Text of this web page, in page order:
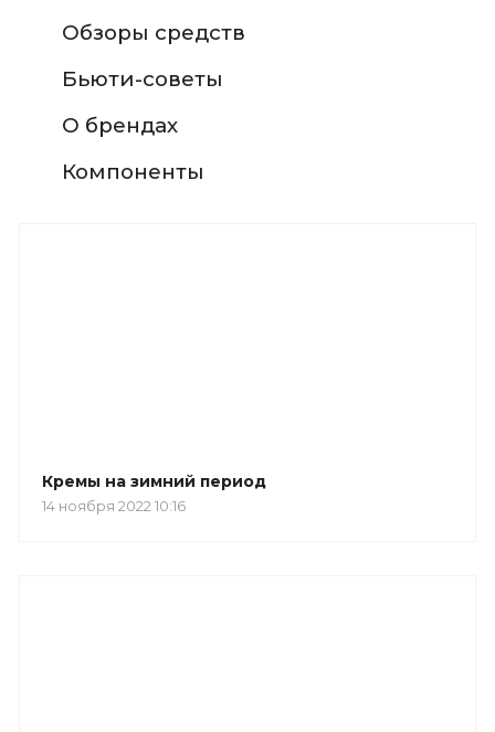
Обзоры средств
Бьюти-советы
О брендах
Компоненты
Кремы на зимний период
14 ноября 2022 10:16